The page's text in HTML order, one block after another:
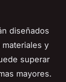
diseñados
materiales y
superar
mayores.